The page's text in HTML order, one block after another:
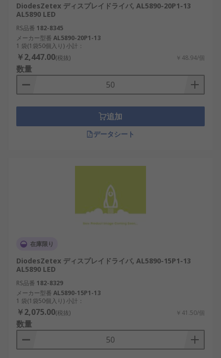
DiodesZetex ディスプレイドライバ, AL5890-20P1-13
AL5890 LED
RS品番 182-8345
メーカー型番 AL5890-20P1-13
1 袋(1袋50個入り) 小計：
￥2,447.00(税抜) ￥48.94/個
数量
追加
データシート
在庫限り
DiodesZetex ディスプレイドライバ, AL5890-15P1-13
AL5890 LED
RS品番 182-8329
メーカー型番 AL5890-15P1-13
1 袋(1袋50個入り) 小計：
￥2,075.00(税抜) ￥41.50/個
数量